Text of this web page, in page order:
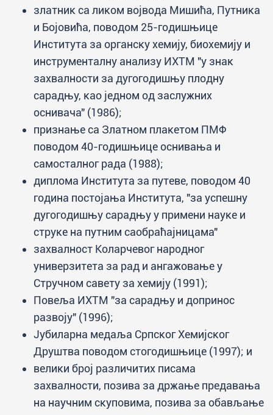
златник са ликом војвода Мишића, Путника
и Бојовића, поводом 25-годишњице
Института за органску хемију, биохемију и
инструменталну анализу ИХТМ "у знак
захвалности за дугогодишњу плодну
сарадњу, као једном од заслужних
оснивача" (1986);
признање са Златном плакетом ПМФ
поводом 40-годишњице оснивања и
самосталног рада (1988);
диплома Института за путеве, поводом 40
година постојања Института, "за успешну
дугогодишњу сарадњу у примени науке и
струке на путним саобраћајницама"
захвалност Коларчевог народног
универзитета за рад и ангажовање у
Стручном савету за хемију (1991);
Повеља ИХТМ "за сарадњу и допринос
развоју" (1996);
Јубиларна медаља Српског Хемијског
Друштва поводом стогодишњице (1997); и
велики број различитих писама
захвалности, позива за држање предавања
на научним скуповима, позива за обављање